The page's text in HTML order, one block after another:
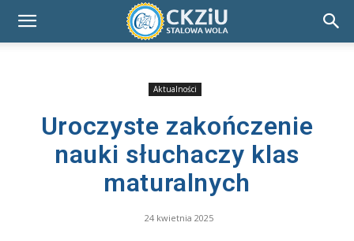
Aktualności
Uroczyste zakończenie
nauki słuchaczy klas
maturalnych
24 kwietnia 2025